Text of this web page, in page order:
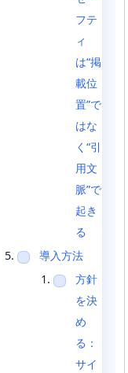
フテ
ィ
は“掲
載位
置”で
はな
く“引
用文
脈”で
起き
る
導入方法
方針
を決
め
る：
サイ